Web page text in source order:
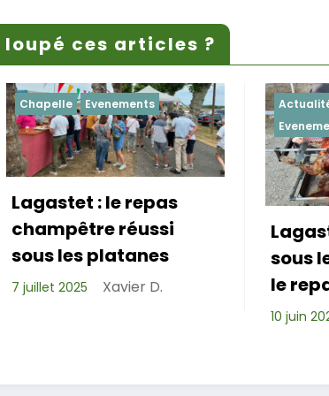
ces articles ?
Actualités
Chapelle
Evenements
Lagastet fête l’été
sous les platanes avec
le repas champêtre